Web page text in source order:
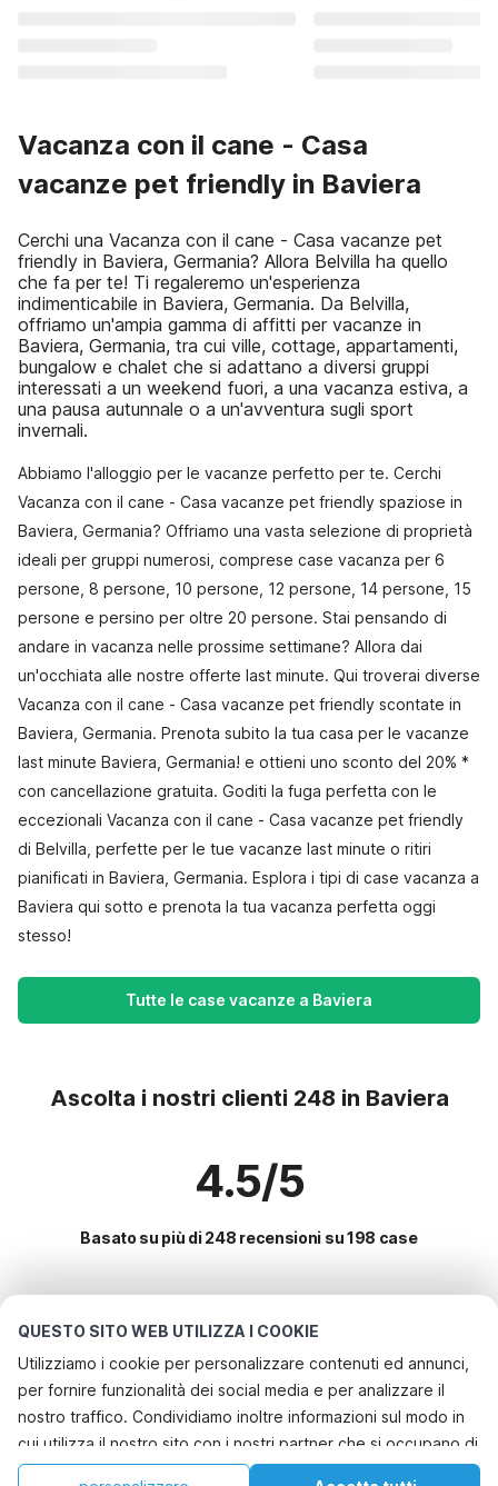
QUESTO SITO WEB UTILIZZA I COOKIE
Utilizziamo i cookie per personalizzare contenuti ed annunci,
per fornire funzionalità dei social media e per analizzare il
nostro traffico. Condividiamo inoltre informazioni sul modo in
cui utilizza il nostro sito con i nostri partner che si occupano di
analisi dei dati web, pubblicità e social media, i quali
Vacanza con il cane - Casa
vacanze pet friendly in Baviera
Cerchi una Vacanza con il cane - Casa vacanze pet
friendly in Baviera, Germania? Allora Belvilla ha quello
che fa per te! Ti regaleremo un'esperienza
indimenticabile in Baviera, Germania. Da Belvilla,
offriamo un'ampia gamma di affitti per vacanze in
Baviera, Germania, tra cui ville, cottage, appartamenti,
bungalow e chalet che si adattano a diversi gruppi
interessati a un weekend fuori, a una vacanza estiva, a
una pausa autunnale o a un'avventura sugli sport
invernali.
Abbiamo l'alloggio per le vacanze perfetto per te. Cerchi
Vacanza con il cane - Casa vacanze pet friendly spaziose in
Baviera, Germania? Offriamo una vasta selezione di proprietà
ideali per gruppi numerosi, comprese case vacanza per 6
persone, 8 persone, 10 persone, 12 persone, 14 persone, 15
persone e persino per oltre 20 persone. Stai pensando di
andare in vacanza nelle prossime settimane? Allora dai
un'occhiata alle nostre offerte last minute. Qui troverai diverse
Vacanza con il cane - Casa vacanze pet friendly scontate in
Baviera, Germania. Prenota subito la tua casa per le vacanze
last minute Baviera, Germania! e ottieni uno sconto del 20% *
con cancellazione gratuita. Goditi la fuga perfetta con le
eccezionali Vacanza con il cane - Casa vacanze pet friendly
di Belvilla, perfette per le tue vacanze last minute o ritiri
pianificati in Baviera, Germania. Esplora i tipi di case vacanza a
Baviera qui sotto e prenota la tua vacanza perfetta oggi
stesso!
Tutte le case vacanze a Baviera
Ascolta i nostri clienti 248 in Baviera
4.5/5
Basato su più di 248 recensioni su 198 case
Le destinazioni più popolari per le
vacanze
Servizi più popolari per le vacanze in Baviera
Casa vacanze con giardino
Casa vacanze a misura di bambino
Le migliori regioni con i migliori servizi per le vacanze
Casa vacanze a misura di bambino mecklenburgo-pomerania